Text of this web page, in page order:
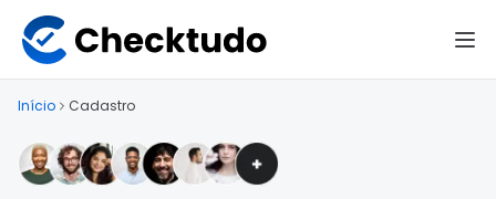
Início Cadastro